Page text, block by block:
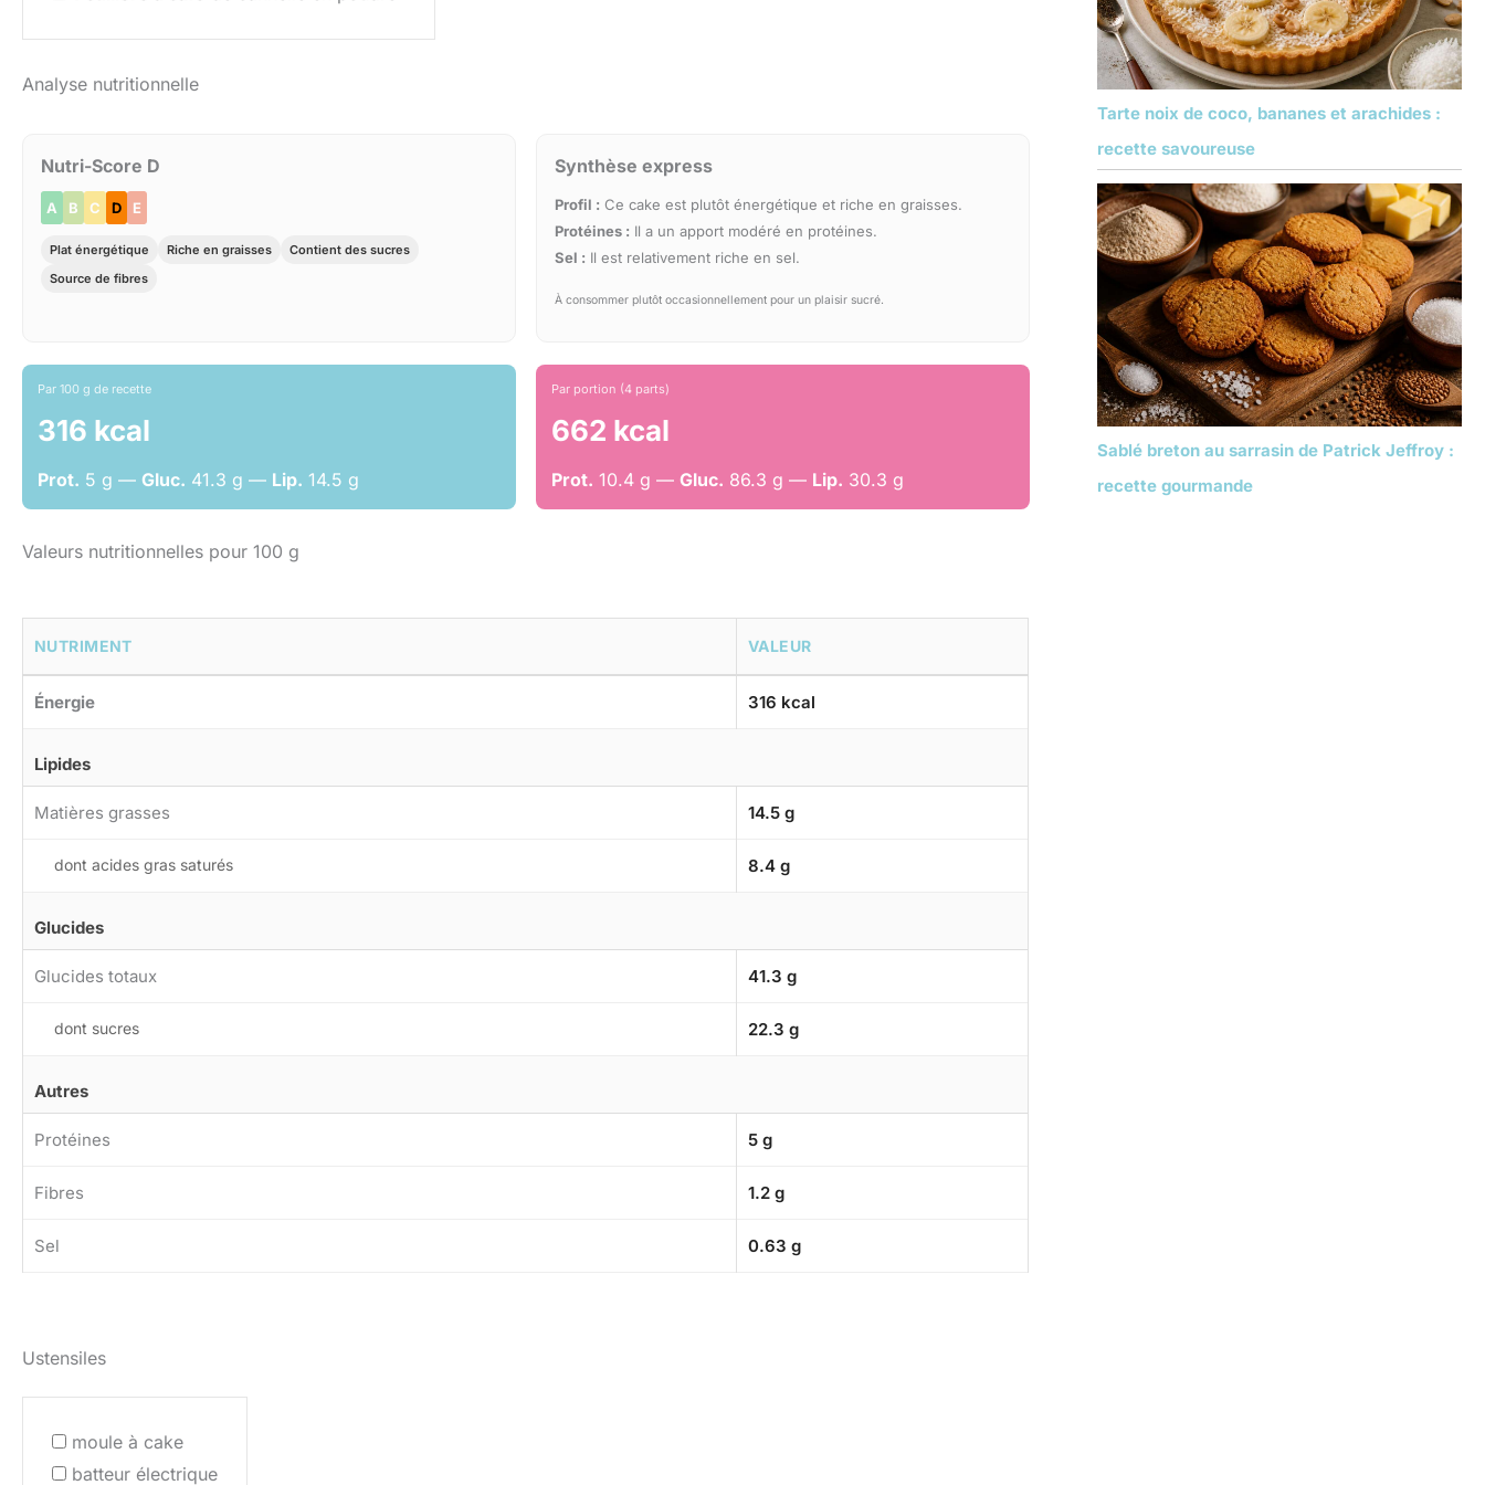
Analyse nutritionnelle
Nutri-Score D
A B C D E
Plat énergétique Riche en graisses
Contient des sucres
Source de fibres
Synthèse express
Profil : Ce cake est plutôt énergétique et riche en graisses.
Protéines : Il a un apport modéré en protéines.
Sel : Il est relativement riche en sel.
À consommer plutôt occasionnellement pour un plaisir sucré.
Par 100 g de recette
316 kcal
Prot. 5 g — Gluc. 41.3 g — Lip. 14.5 g
Par portion (4 parts)
662 kcal
Prot. 10.4 g —Gluc. 86.3 g — Lip. 30.3 g
Valeurs nutritionnelles pour 100 g
NUTRIMENT VALEUR
Énergie 316 kcal
Lipides
Matières grasses 14.5 g
dont acides gras saturés 8.4 g
Glucides
Glucides totaux 41.3 g
dont sucres 22.3 g
Autres
Protéines 5 g
Fibres 1.2 g
Sel 0.63 g
Ustensiles
moule à cake
batteur électrique
Tarte noix de coco, bananes et arachides :
recette savoureuse
Sablé breton au sarrasin de Patrick Jeffroy :
recette gourmande